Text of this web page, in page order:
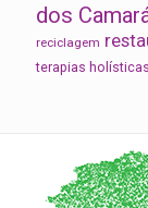
dos
reciclagem
terapias holísticas